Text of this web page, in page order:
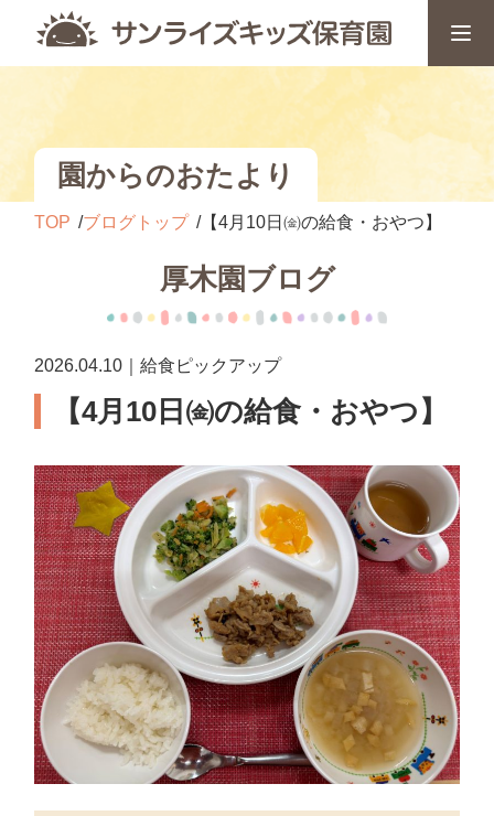
園からのおたより
TOP ブログトップ 【4月10日㈮の給食・おやつ】
厚木園ブログ
2026.04.10｜給食ピックアップ
【4月10日㈮の給食・おやつ】